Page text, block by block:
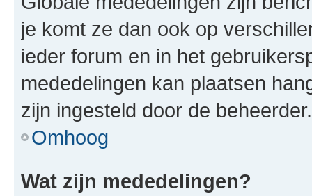
je komt ze dan ook op
ieder forum en in het
mededelingen kan plaatsen
zijn ingesteld door de beheerder.
Omhoog
Wat zijn mededelingen?